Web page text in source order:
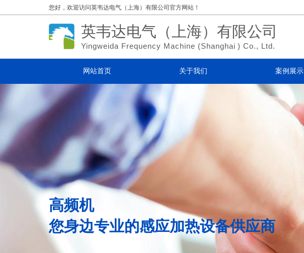
网站首页 关于我们 案例展示
您好，欢迎访问英韦达电气（上海）有限公司官方网站！
英韦达电气（上海）有限公司
Yingweida Frequency Machine (Shanghai ) Co., Ltd.
高频机
您身边专业的感应加热设备供应商